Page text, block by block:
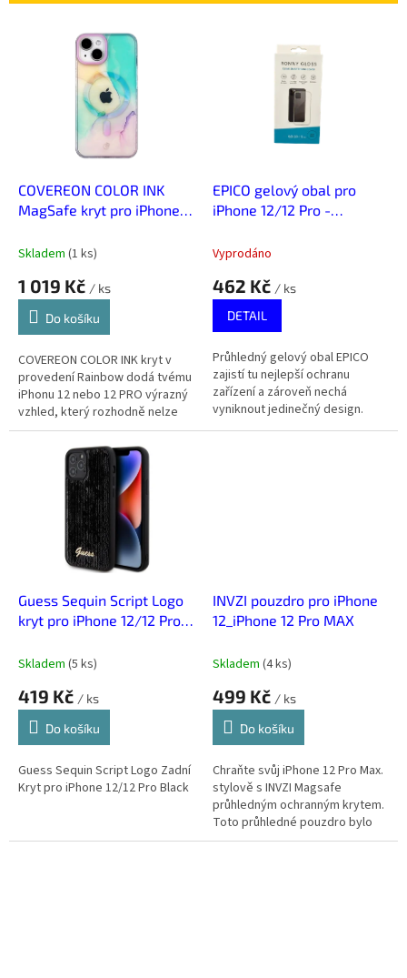
r
COVEREON COLOR INK
MagSafe kryt pro iPhone
Skladem (1 ks)
1 019 Kč / ks
Do košíku
COVEREON COLOR INK kryt v
provedení Rainbow dodá tvému
iPhonu 12 nebo 12 PRO výrazný
vzhled, který rozhodně nelze
jen tak přehlédnout.
EPICO gelový obal pro
iPhone 12/12 Pro -
Vyprodáno
462 Kč / ks
DETAIL
Průhledný gelový obal EPICO
zajistí tu nejlepší ochranu
zařízení a zároveň nechá
vyniknout jedinečný design.
Guess Sequin Script Logo
kryt pro iPhone 12/12 Pro
Skladem (5 ks)
419 Kč / ks
Do košíku
Guess Sequin Script Logo Zadní
Kryt pro iPhone 12/12 Pro Black
INVZI pouzdro pro iPhone
12_iPhone 12 Pro MAX
Skladem (4 ks)
499 Kč / ks
Do košíku
Chraňte svůj iPhone 12 Pro Max.
stylově s INVZI Magsafe
průhledným ochranným krytem.
Toto průhledné pouzdro bylo
navrženo speciálně pro iPhone